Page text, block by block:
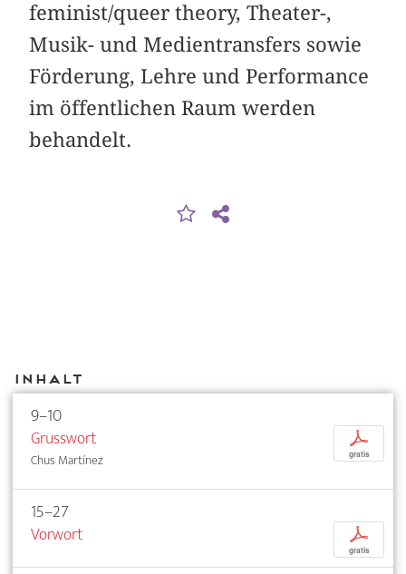
feminist/queer theory, Theater-,
Musik- und Medientransfers sowie
Förderung, Lehre und Performance
im öffentlichen Raum werden
behandelt.
Inhalt
9–10
Grusswort
Chus Martínez
p
gratis
15–27
Vorwort
p
gratis